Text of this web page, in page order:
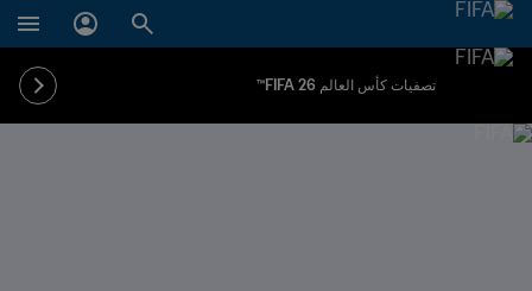
تصفيات كأس العالم FIFA 26™